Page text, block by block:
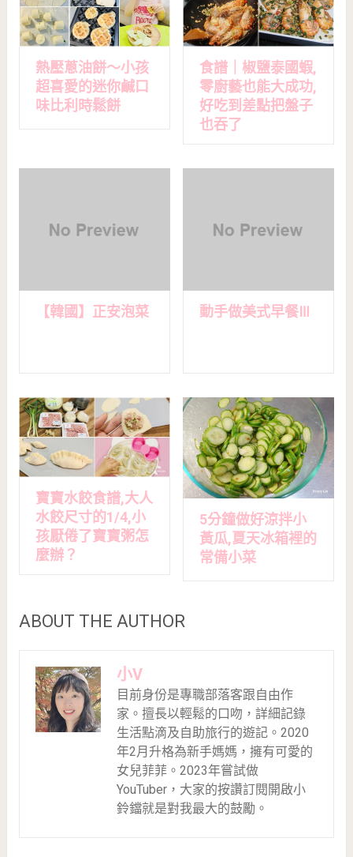
熱壓蔥油餅～小孩
超喜愛的迷你鹹口
味比利時鬆餅
食譜｜椒鹽泰國蝦,
零廚藝也能大成功,
好吃到差點把盤子
也吞了
【韓國】正安泡菜 動手做美式早餐Ⅲ
寶寶水餃食譜,大人
水餃尺寸的1/4,小
孩厭倦了寶寶粥怎
麼辦？
5分鐘做好涼拌小
黃瓜,夏天冰箱裡的
常備小菜
ABOUT THE AUTHOR
小V
目前身份是專職部落客跟自由作
家。擅長以輕鬆的口吻，詳細記錄
生活點滴及自助旅行的遊記。2020
年2月升格為新手媽媽，擁有可愛的
女兒菲菲。2023年嘗試做
YouTuber，大家的按讚訂閱開啟小
鈴鐺就是對我最大的鼓勵。